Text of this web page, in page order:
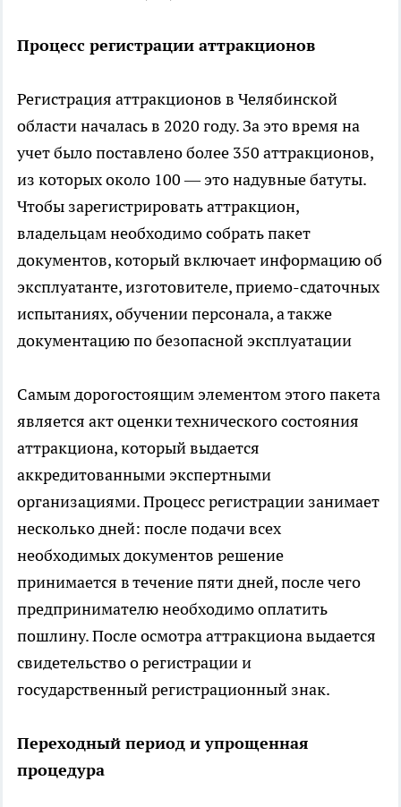
Процесс регистрации аттракционов
Регистрация аттракционов в Челябинской
области началась в 2020 году. За это время на
учет было поставлено более 350 аттракционов,
из которых около 100 — это надувные батуты.
Чтобы зарегистрировать аттракцион,
владельцам необходимо собрать пакет
документов, который включает информацию об
эксплуатанте, изготовителе, приемо-сдаточных
испытаниях, обучении персонала, а также
документацию по безопасной эксплуатации
Самым дорогостоящим элементом этого пакета
является акт оценки технического состояния
аттракциона, который выдается
аккредитованными экспертными
организациями. Процесс регистрации занимает
несколько дней: после подачи всех
необходимых документов решение
принимается в течение пяти дней, после чего
предпринимателю необходимо оплатить
пошлину. После осмотра аттракциона выдается
свидетельство о регистрации и
государственный регистрационный знак.
Переходный период и упрощенная
процедура